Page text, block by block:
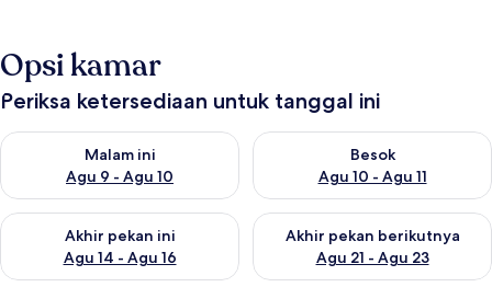
Opsi kamar
Periksa ketersediaan untuk tanggal ini
Malam ini
Agu 9 - Agu 10
Periksa ketersediaan untuk malam ini Agu 9 - Agu 10
Besok
Agu 10 - Agu 11
Periksa ketersediaan untuk
Akhir pekan ini
Agu 14 - Agu 16
Periksa ketersediaan untuk akhir pekan ini Agu 14 - Agu 16
Akhir pekan berikutnya
Agu 21 - Agu 23
Periksa ketersediaan untuk